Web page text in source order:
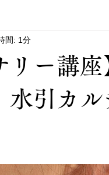
リー講
水引カ
間: 1分